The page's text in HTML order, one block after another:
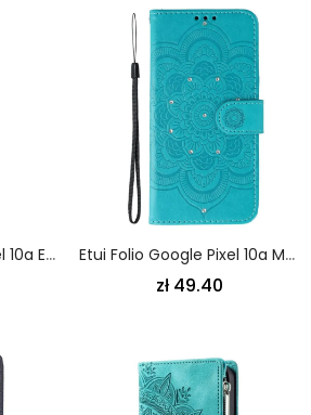
Obudowa Google Pixel 10a Etui Na Telefon Dwukolorowy Falisty Wzór Etui Folio Google Pixel 10a Mandala
zł 49.40